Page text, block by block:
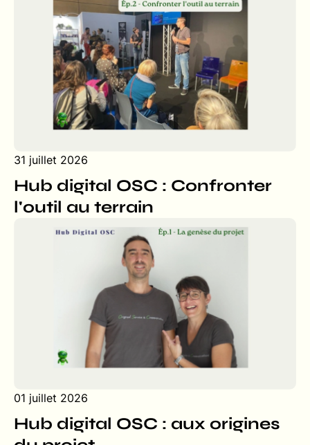
31 juillet 2026
Hub digital OSC : Confronter
l'outil au terrain
01 juillet 2026
Hub digital OSC : aux origines